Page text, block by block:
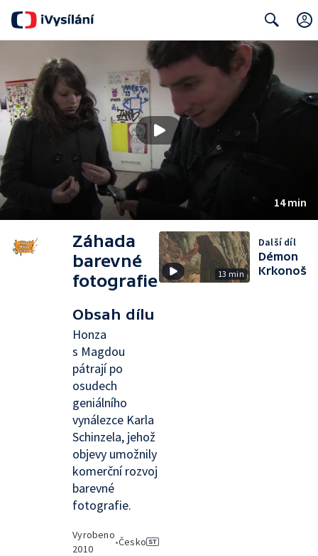
Search
14 min
Záhada
barevné
fotografie
Obsah dílu
Honza
s Magdou
pátrají po
osudech
geniálního
vynálezce Karla
Schinzela, jehož
objevy umožnily
komerční rozvoj
barevné
fotografie.
Vyrobeno
2010
•Česko
13 min
Další díl
Démon
Krkonoš